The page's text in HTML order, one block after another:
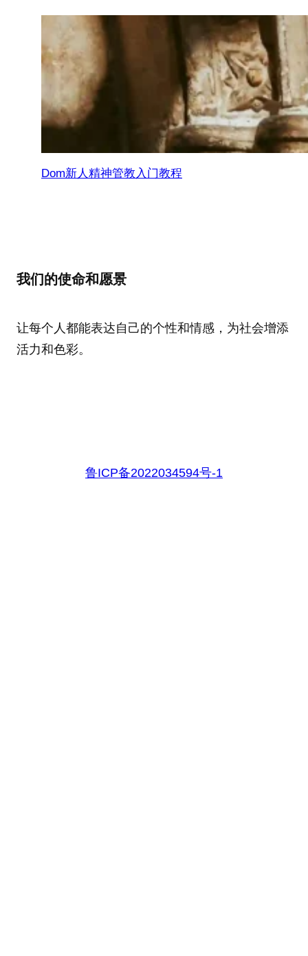
Dom新人精神管教入门教程
我们的使命和愿景
让每个人都能表达自己的个性和情感，为社会增添
活力和色彩。
鲁ICP备2022034594号-1